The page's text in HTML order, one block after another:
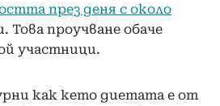
през деня с около
Това проучване обаче
участници.
как кето диетата е от